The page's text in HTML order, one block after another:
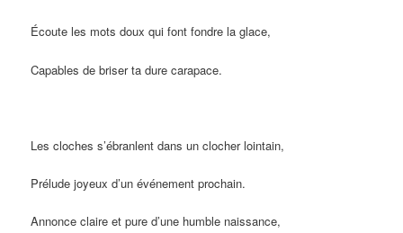
Écoute les mots doux qui font fondre la glace,
Capables de briser ta dure carapace.
Les cloches s’ébranlent dans un clocher lointain,
Prélude joyeux d’un événement prochain.
Annonce claire et pure d’une humble naissance,